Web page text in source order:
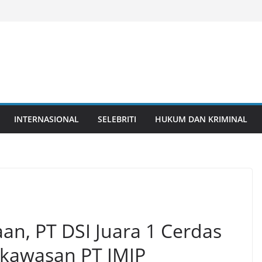
INTERNASIONAL SELEBRITI HUKUM DAN KRIMINAL
PT DSI Juara 1 Cerdas
PT IMIP